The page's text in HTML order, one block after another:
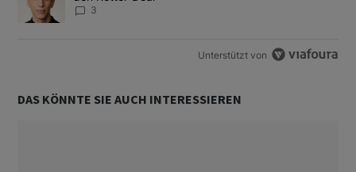
3
Unterstützt von
DAS KÖNNTE SIE AUCH INTERESSIEREN